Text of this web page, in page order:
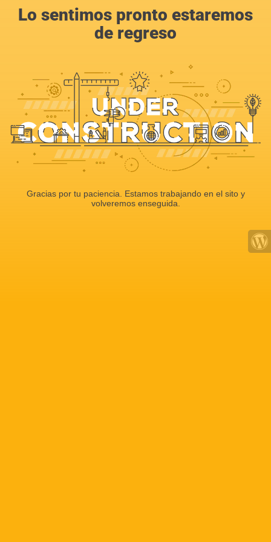
Lo sentimos pronto estaremos
de regreso
Gracias por tu paciencia. Estamos trabajando en el sito y
volveremos enseguida.